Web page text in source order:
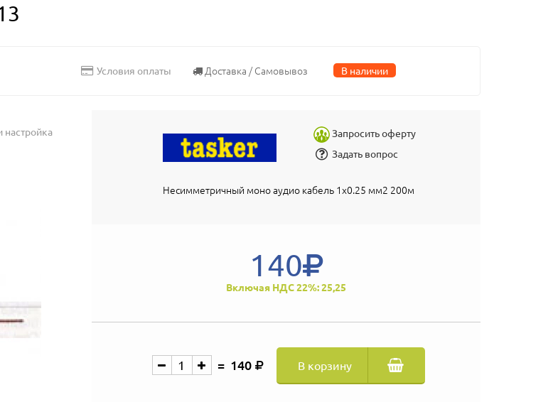
Условия оплаты Доставка / Самовывоз В наличии
Запросить оферту
Задать вопрос
Несимметричный моно аудио кабель 1х0.25 мм2 200м
140
Включая НДС 22%: 25,25
140 В корзину